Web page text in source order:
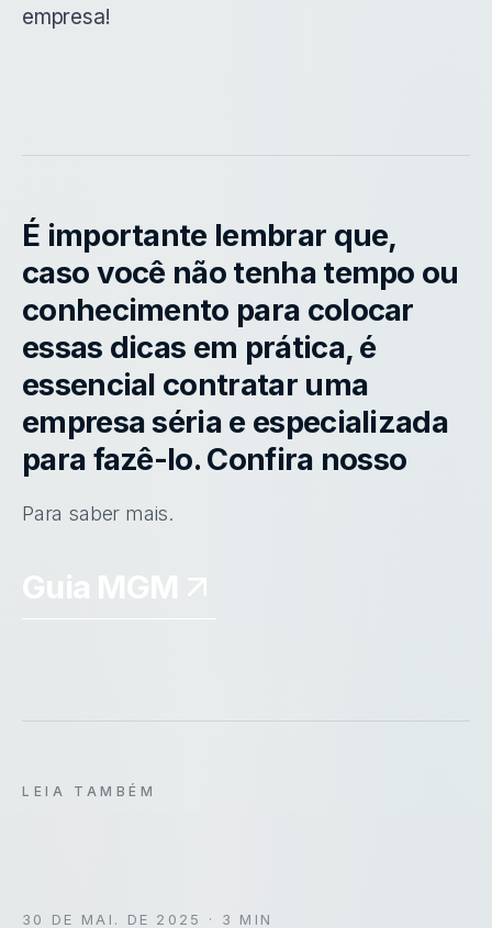
empresa!
É importante lembrar que,
caso você não tenha tempo ou
conhecimento para colocar
essas dicas em prática, é
essencial contratar uma
empresa séria e especializada
para fazê-lo. Confira nosso
Para saber mais.
Guia MGM
LEIA TAMBÉM
30 DE MAI. DE 2025 · 3 MIN